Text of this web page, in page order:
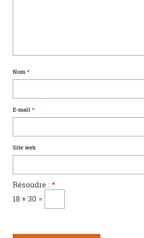
Nom *
E-mail *
Site web
Résoudre : *
18 + 30 =